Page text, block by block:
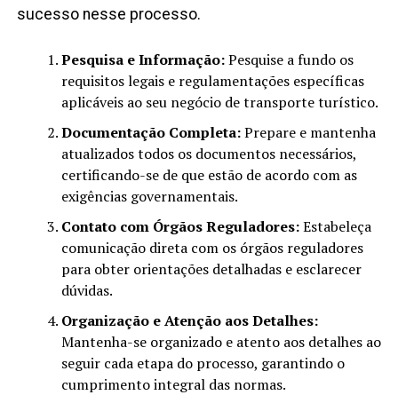
sucesso nesse processo.
Pesquisa e Informação:Pesquise a fundo os
requisitos legais e regulamentações específicas
aplicáveis ao seu negócio de transporte turístico.
Documentação Completa:Prepare e mantenha
atualizados todos os documentos necessários,
certificando-se de que estão de acordo com as
exigências governamentais.
Contato com Órgãos Reguladores:Estabeleça
comunicação direta com os órgãos reguladores
para obter orientações detalhadas e esclarecer
dúvidas.
Organização e Atenção aos Detalhes:
Mantenha-se organizado e atento aos detalhes ao
seguir cada etapa do processo, garantindo o
cumprimento integral das normas.